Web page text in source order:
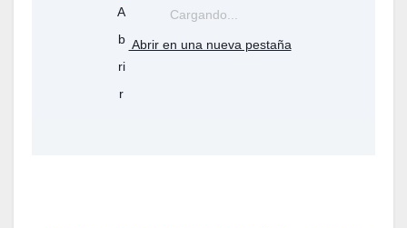
Cargando...
Abrir en una nueva pestaña